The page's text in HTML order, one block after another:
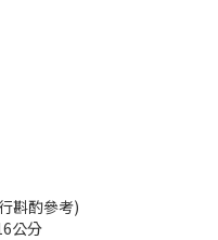
斟酌參考)
公分